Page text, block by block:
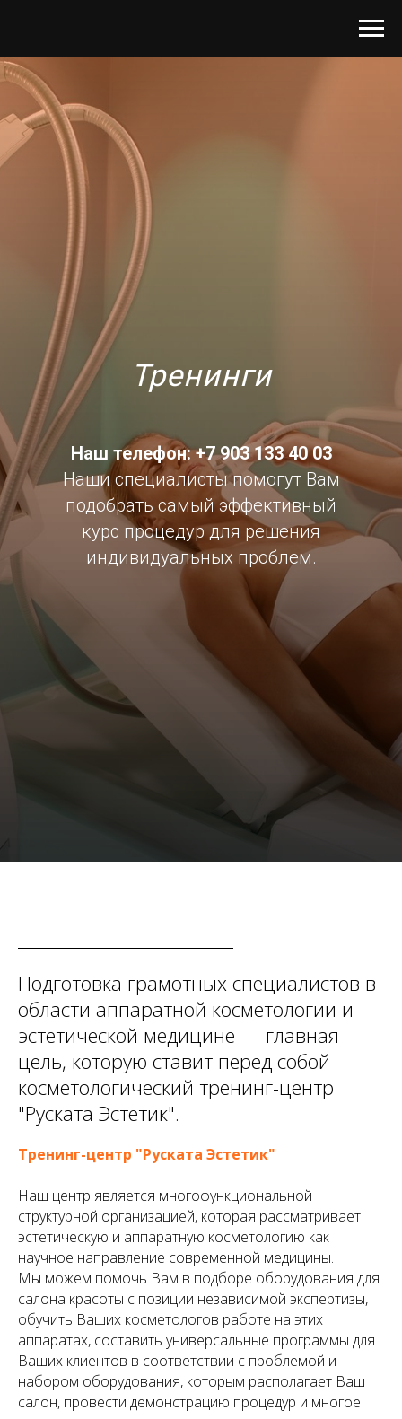
Тренинги
Наш телефон: +7 903 133 40 03
Наши специалисты помогут Вам
подобрать самый эффективный
курс процедур для решения
индивидуальных проблем.
Подготовка грамотных специалистов в
области аппаратной косметологии и
эстетической медицине — главная
цель, которую ставит перед собой
косметологический тренинг-центр
"Руската Эстетик".
Тренинг-центр "Руската Эстетик"
Наш центр является многофункциональной
структурной организацией, которая рассматривает
эстетическую и аппаратную косметологию как
научное направление современной медицины.
Мы можем помочь Вам в подборе оборудования для
салона красоты с позиции независимой экспертизы,
обучить Ваших косметологов работе на этих
аппаратах, составить универсальные программы для
Ваших клиентов в соответствии с проблемой и
набором оборудования, которым располагает Ваш
салон, провести демонстрацию процедур и многое